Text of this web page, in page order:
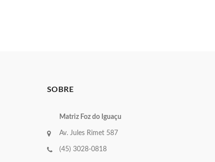
SOBRE
Matriz Foz do Iguaçu
Av. Jules Rimet 587
(45) 3028-0818